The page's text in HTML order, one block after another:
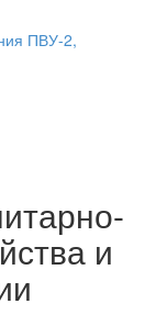
ПВУ-2,
и